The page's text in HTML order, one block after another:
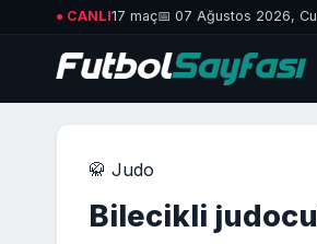
● CANLI17 maç📅 07 Ağustos 2026,
🥋 Judo
Bilecikli